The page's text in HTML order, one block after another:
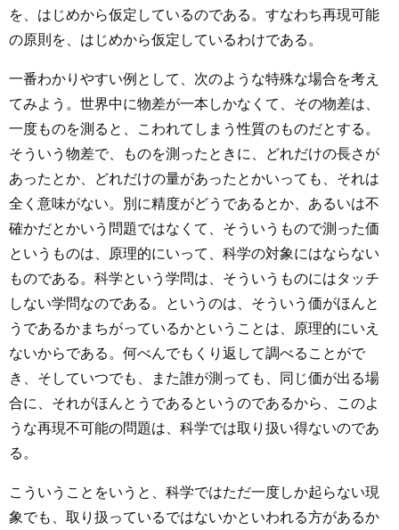
を、はじめから仮定しているのである。すなわち再現可能
の原則を、はじめから仮定しているわけである。
一番わかりやすい例として、次のような特殊な場合を考え
てみよう。世界中に物差が一本しかなくて、その物差は、
一度ものを測ると、こわれてしまう性質のものだとする。
そういう物差で、ものを測ったときに、どれだけの長さが
あったとか、どれだけの量があったとかいっても、それは
全く意味がない。別に精度がどうであるとか、あるいは不
確かだとかいう問題ではなくて、そういうもので測った価
というものは、原理的にいって、科学の対象にはならない
ものである。科学という学問は、そういうものにはタッチ
しない学問なのである。というのは、そういう価がほんと
うであるかまちがっているかということは、原理的にいえ
ないからである。何べんでもくり返して調べることがで
き、そしていつでも、また誰が測っても、同じ価が出る場
合に、それがほんとうであるというのであるから、このよ
うな再現不可能の問題は、科学では取り扱い得ないのであ
る。
こういうことをいうと、科学ではただ一度しか起らない現
象でも、取り扱っているではないかといわれる方があるか